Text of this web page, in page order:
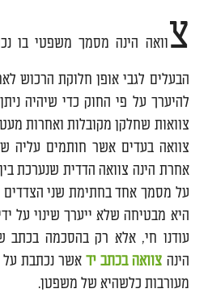
צוואה הינה מסמך משפטי בו
הבעלים לגבי אופן חלוקת הרכוש
להיערך על פי החוק כדי שיהיה
צוואות שחלקן מקובלות ואחרות
צוואה בעדים אשר חותמים עליה
אחרת הינה צוואה הדדית שנערכת בין
על מסמך אחד בחתימת שני הצדדים
היא מבטיחה שלא ייערך שינוי על
עודנו חי, אלא רק בהסכמה בכתב
הינה צוואה בכתב ידאשר נכתבת על
מעורבות כלשהיא של משפטן.